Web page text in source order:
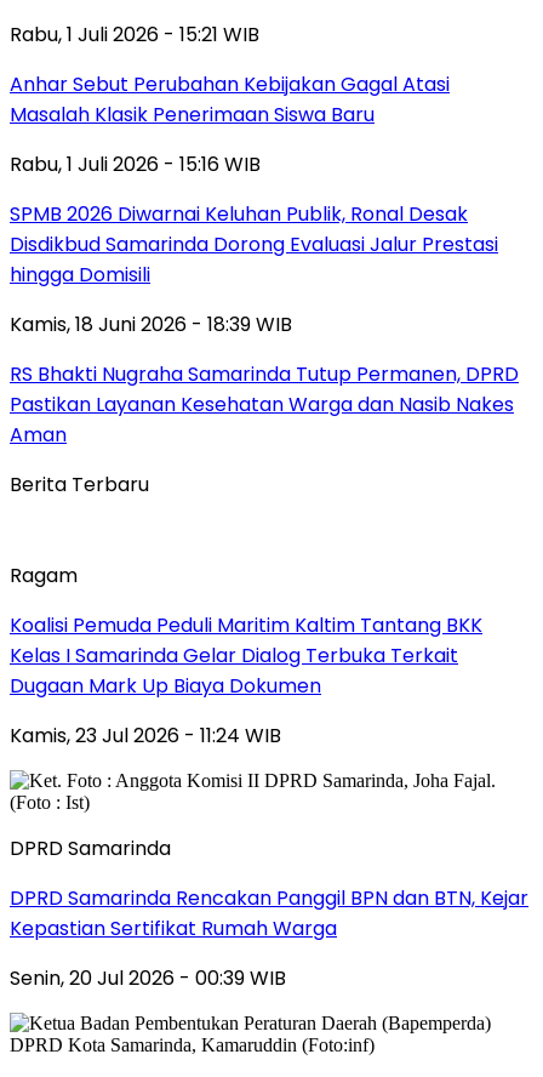
Rabu, 1 Juli 2026 - 15:21 WIB
Anhar Sebut Perubahan Kebijakan Gagal Atasi
Masalah Klasik Penerimaan Siswa Baru
Rabu, 1 Juli 2026 - 15:16 WIB
SPMB 2026 Diwarnai Keluhan Publik, Ronal Desak
Disdikbud Samarinda Dorong Evaluasi Jalur Prestasi
hingga Domisili
Kamis, 18 Juni 2026 - 18:39 WIB
RS Bhakti Nugraha Samarinda Tutup Permanen, DPRD
Pastikan Layanan Kesehatan Warga dan Nasib Nakes
Aman
Berita Terbaru
Ragam
Koalisi Pemuda Peduli Maritim Kaltim Tantang BKK
Kelas I Samarinda Gelar Dialog Terbuka Terkait
Dugaan Mark Up Biaya Dokumen
Kamis, 23 Jul 2026 - 11:24 WIB
DPRD Samarinda
DPRD Samarinda Rencakan Panggil BPN dan BTN, Kejar
Kepastian Sertifikat Rumah Warga
Senin, 20 Jul 2026 - 00:39 WIB